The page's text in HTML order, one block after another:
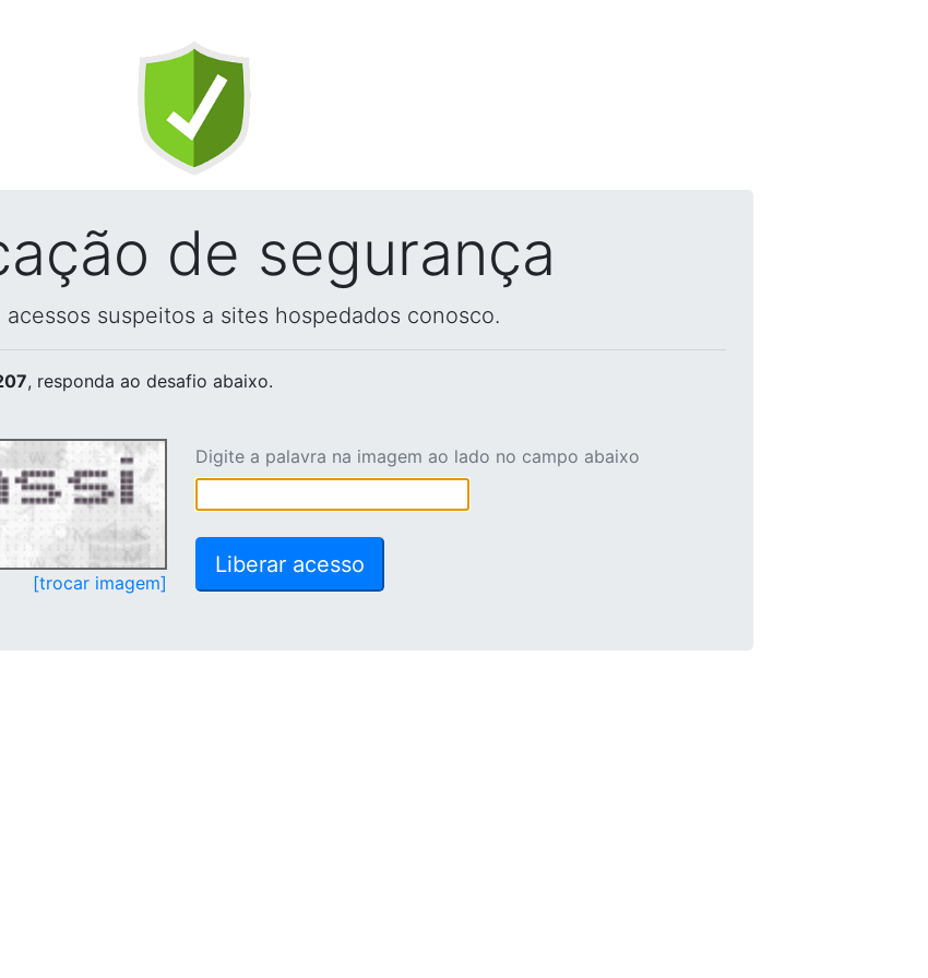
de segurança
suspeitos a sites hospedados conosco.
, responda ao desafio abaixo.
[trocar imagem]
Digite a palavra na imagem ao lado no campo abaixo